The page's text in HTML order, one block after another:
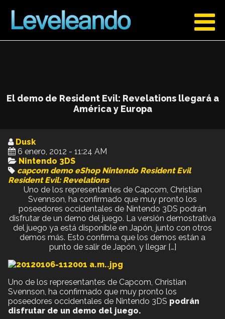
El demo de Resident Evil: Revelations llegará a
América y Europa
Dusk
6 enero, 2012 - 11:24 AM
Nintendo 3DS
capcom demo eShop Nintendo Resident Evil
Resident Evil: Revelations
Uno de los representantes de Capcom, Christian
Svennson, ha confirmado que muy pronto los
poseedores occidentales de Nintendo 3DS podrán
disfrutar de un demo del juego. La versión demostrativa
del juego ya está disponible en Japón, junto con otros
demos más. Esto confirma que los demos están a
punto de salir de Japón, y llegar […]
Uno de los representantes de Capcom, Christian
Svennson, ha confirmado que muy pronto los
poseedores occidentales de Nintendo 3DS podrán
disfrutar de un demo del juego.